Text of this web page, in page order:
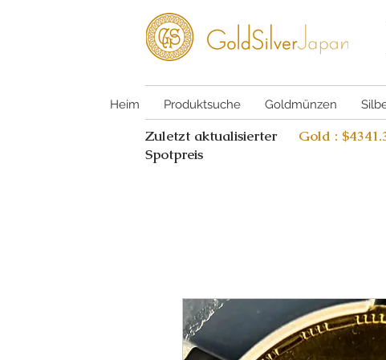
Heim Produktsuche Goldmünzen
Zuletzt aktualisierter
Spotpreis
Gold :